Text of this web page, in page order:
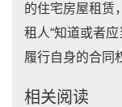
的住宅房屋租赁
租人“知道或者
履行自身的合同
相关阅读